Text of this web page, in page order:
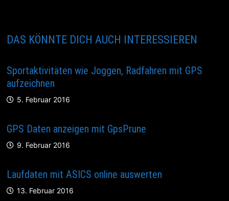
DAS KÖNNTE DICH AUCH INTERESSIEREN
Sportaktivitäten wie Joggen, Radfahren mit GPS
aufzeichnen
5. Februar 2016
GPS Daten anzeigen mit GpsPrune
9. Februar 2016
Laufdaten mit ASICS online auswerten
13. Februar 2016